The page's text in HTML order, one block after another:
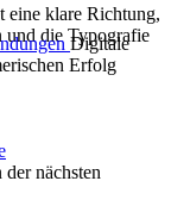
eine klare Richtung,
und die Typografie
Digitale
Erfolg
nächsten